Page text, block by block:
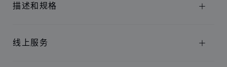
描述和规格
线上服务